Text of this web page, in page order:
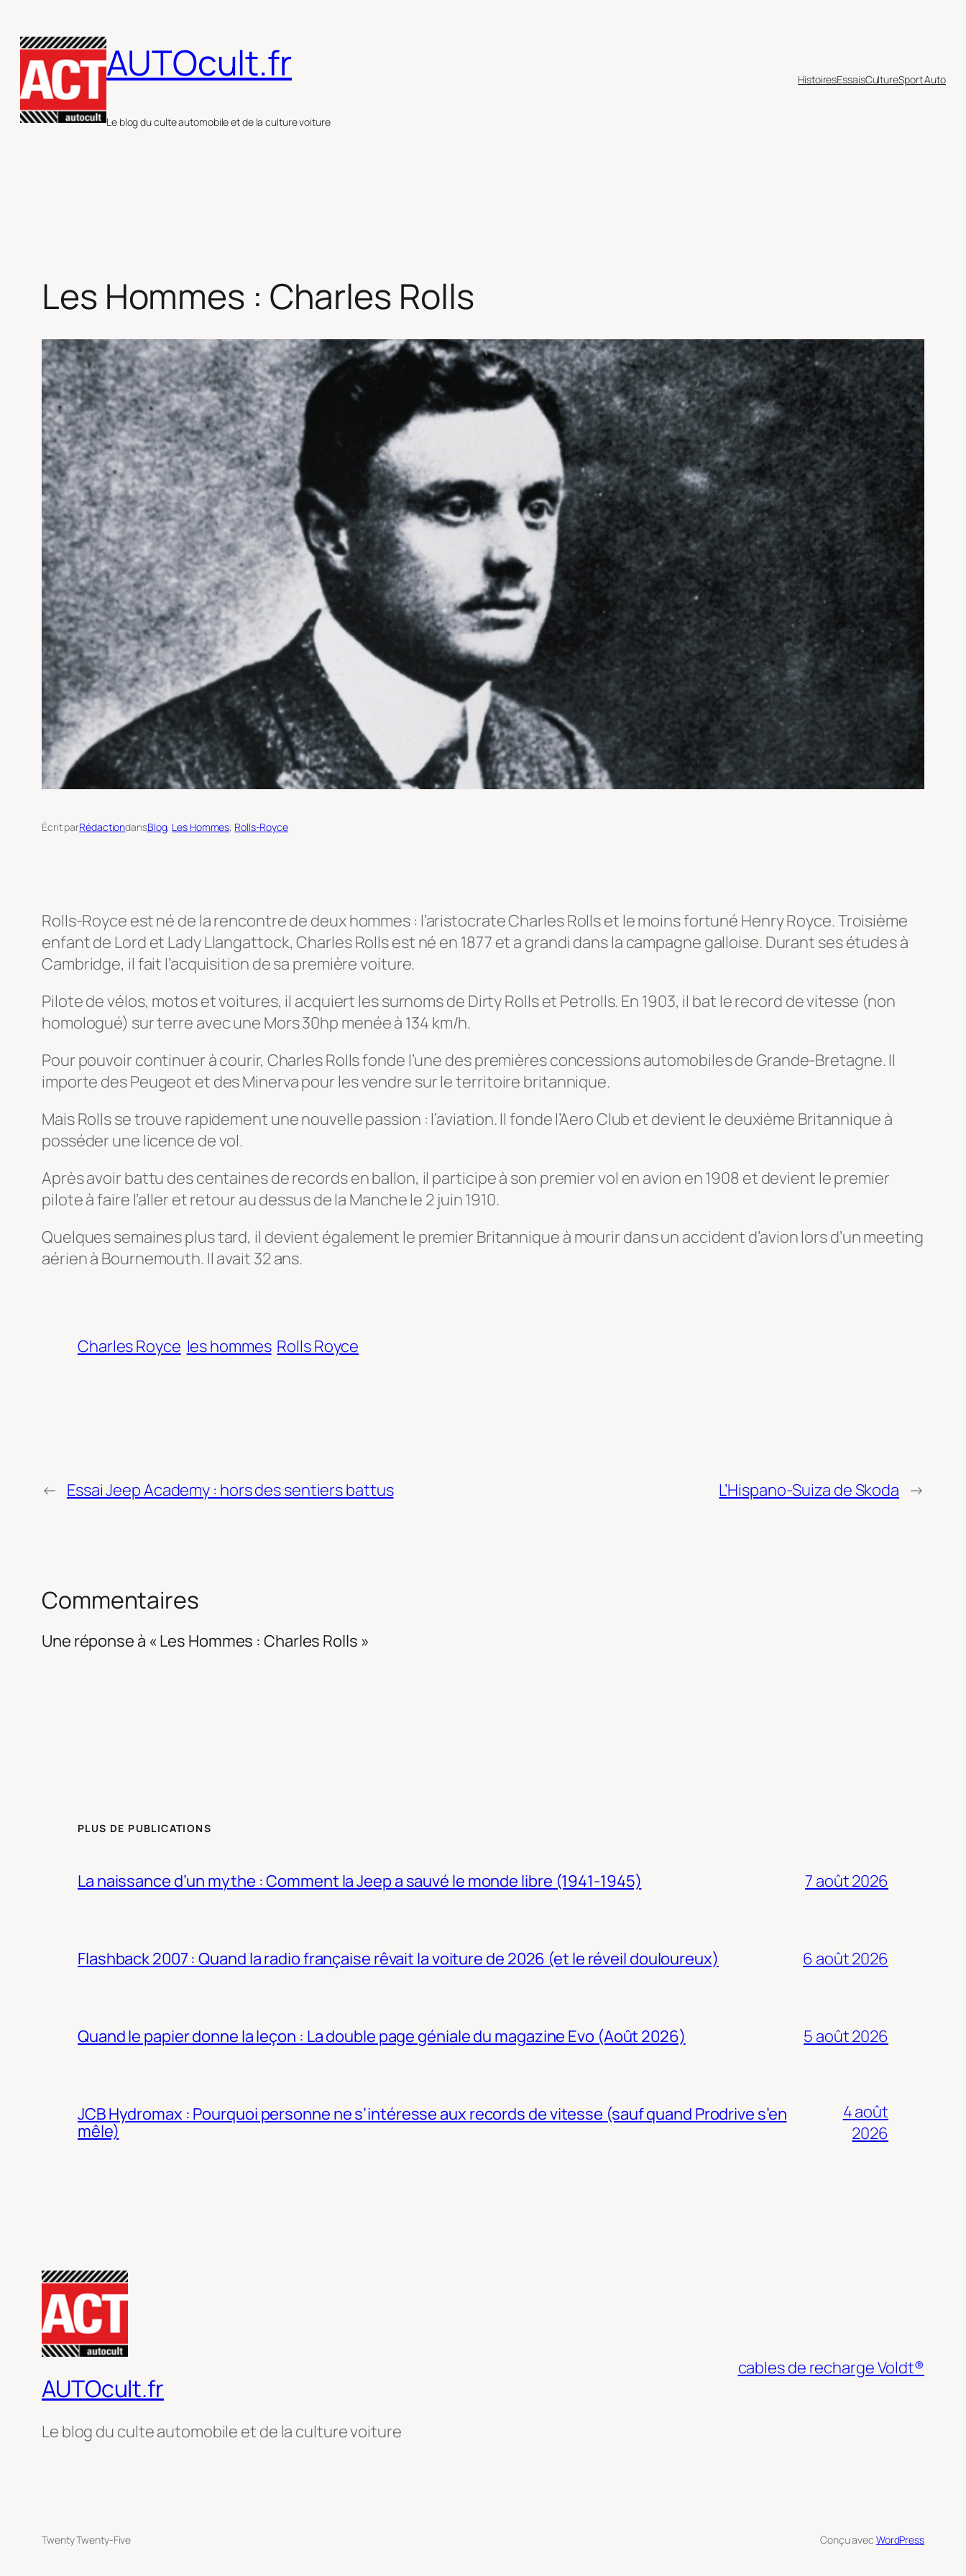
au
contenu
AUTOcult.fr
Le blog du culte automobile et de la culture voiture
HistoiresEssaisCultureSport Auto
Les Hommes : Charles Rolls
Écrit parRédactiondansBlog, Les Hommes, Rolls-Royce
Rolls-Royce est né de la rencontre de deux hommes : l’aristocrate Charles Rolls et le moins fortuné Henry Royce. Troisième
enfant de Lord et Lady Llangattock, Charles Rolls est né en 1877 et a grandi dans la campagne galloise. Durant ses études à
Cambridge, il fait l’acquisition de sa première voiture.
Pilote de vélos, motos et voitures, il acquiert les surnoms de Dirty Rolls et Petrolls. En 1903, il bat le record de vitesse (non
homologué) sur terre avec une Mors 30hp menée à 134 km/h.
Pour pouvoir continuer à courir, Charles Rolls fonde l’une des premières concessions automobiles de Grande-Bretagne. Il
importe des Peugeot et des Minerva pour les vendre sur le territoire britannique.
Mais Rolls se trouve rapidement une nouvelle passion : l’aviation. Il fonde l’Aero Club et devient le deuxième Britannique à
posséder une licence de vol.
Après avoir battu des centaines de records en ballon, il participe à son premier vol en avion en 1908 et devient le premier
pilote à faire l’aller et retour au dessus de la Manche le 2 juin 1910.
Quelques semaines plus tard, il devient également le premier Britannique à mourir dans un accident d’avion lors d’un meeting
aérien à Bournemouth. Il avait 32 ans.
Charles Royce les hommes Rolls Royce
← Essai Jeep Academy : hors des sentiers battus L’Hispano-Suiza de Skoda →
Commentaires
Une réponse à « Les Hommes : Charles Rolls »
PLUS DE PUBLICATIONS
La naissance d’un mythe : Comment la Jeep a sauvé le monde libre (1941-1945) 7 août 2026
Flashback 2007 : Quand la radio française rêvait la voiture de 2026 (et le réveil douloureux) 6 août 2026
Quand le papier donne la leçon : La double page géniale du magazine Evo (Août 2026) 5 août 2026
JCB Hydromax : Pourquoi personne ne s’intéresse aux records de vitesse (sauf quand Prodrive s’en
mêle)
4 août
2026
AUTOcult.fr
Le blog du culte automobile et de la culture voiture
cables de recharge Voldt®
Twenty Twenty-Five Conçu avec WordPress